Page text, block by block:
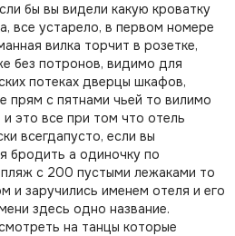
бы вы видели какую кроватку
все устарело, в первом номере
вилка торчит в розетке,
без потронов, видимо для
потеках дверцы шкафов,
прям с пятнами чьей то вилимо
это все при том что отель
всегдапусто, если вы
бродить а одиночку по
с 200 пустыми лежаками то
и заручились именем отеля и его
здесь одно название.
на танцы которые